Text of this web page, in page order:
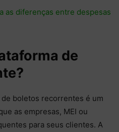
as diferenças entre despesas
de
boletos recorrentes é um
as empresas, MEI ou
para seus clientes. A